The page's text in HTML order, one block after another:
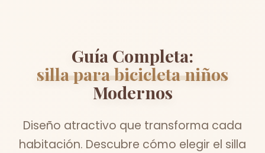
Guía Completa:
silla para bicicleta niños
Modernos
Diseño atractivo que transforma cada
habitación. Descubre cómo elegir el silla